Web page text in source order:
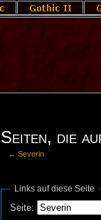
Seiten, die
←Severin
Links auf diese Seite
Seite: